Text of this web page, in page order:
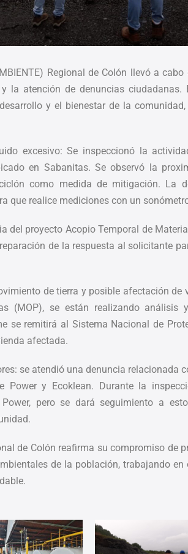
Regional de Colón llevó a
la atención de denuncias ciudadanas.
y el bienestar de la
excesivo: Se inspeccionó la
en Sabanitas. Se observó la
como medida de mitigación. La
que realice mediciones con un
del proyecto Acopio Temporal de
de la respuesta al solicitante
de tierra y posible afectación de
(MOP), se están realizando análisis
se remitirá al Sistema Nacional de
afectada.
se atendió una denuncia relacionada
Power y Ecoklean. Durante la
pero se dará seguimiento a
de Colón reafirma su compromiso de
de la población, trabajando